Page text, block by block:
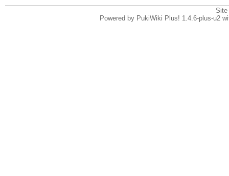
Powered by PukiWiki Plus! 1.4.6-plus-u2